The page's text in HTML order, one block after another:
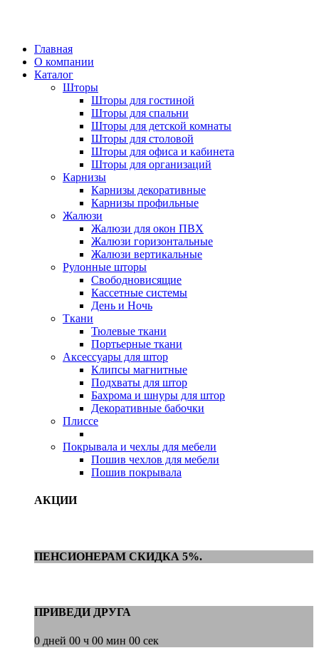
Главная
О компании
Каталог
Шторы
Шторы для гостиной
Шторы для спальни
Шторы для детской комнаты
Шторы для столовой
Шторы для офиса и кабинета
Шторы для организаций
Карнизы
Карнизы декоративные
Карнизы профильные
Жалюзи
Жалюзи для окон ПВХ
Жалюзи горизонтальные
Жалюзи вертикальные
Рулонные шторы
Свободновисящие
Кассетные системы
День и Ночь
Ткани
Тюлевые ткани
Портьерные ткани
Аксессуары для штор
Клипсы магнитные
Подхваты для штор
Бахрома и шнуры для штор
Декоративные бабочки
Плиссе
Покрывала и чехлы для мебели
Пошив чехлов для мебели
Пошив покрывала
АКЦИИ
ПЕНСИОНЕРАМ СКИДКА 5%.
ПРИВЕДИ ДРУГА
0 дней 00 ч 00 мин 00 сек